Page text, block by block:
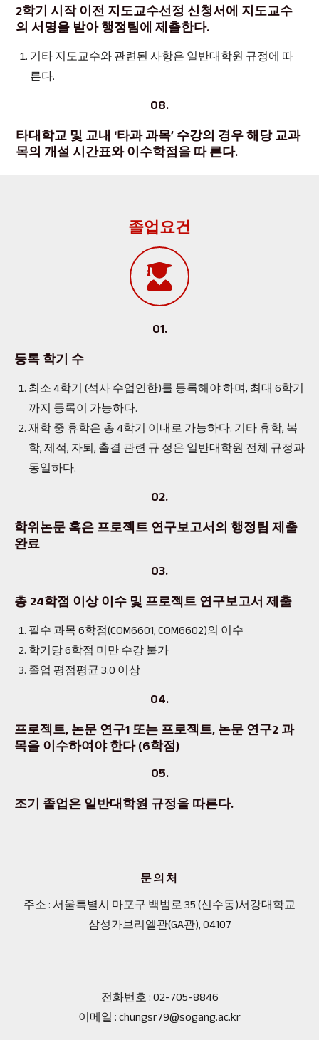
2학기 시작 이전 지도교수선정 신청서에 지도교수
의 서명을 받아 행정팀에 제출한다.
기타 지도교수와 관련된 사항은 일반대학원 규정에 따
른다.
08.
타대학교 및 교내 ‘타과 과목’ 수강의 경우 해당 교과
목의 개설 시간표와 이수학점을 따 른다.
졸업요건
01.
등록 학기 수
최소 4학기 (석사 수업연한)를 등록해야 하며, 최대 6학기
까지 등록이 가능하다.
재학 중 휴학은 총 4학기 이내로 가능하다. 기타 휴학, 복
학, 제적, 자퇴, 출결 관련 규 정은 일반대학원 전체 규정과
동일하다.
02.
학위논문 혹은 프로젝트 연구보고서의 행정팀 제출
완료
03.
총 24학점 이상 이수 및 프로젝트 연구보고서 제출
필수 과목 6학점(COM6601, COM6602)의 이수
학기당 6학점 미만 수강 불가
졸업 평점평균 3.0 이상
04.
프로젝트, 논문 연구1 또는 프로젝트, 논문 연구2 과
목을 이수하여야 한다 (6학점)
05.
조기 졸업은 일반대학원 규정을 따른다.
문의처
주소 : 서울특별시 마포구 백범로 35 (신수동)서강대학교
삼성가브리엘관(GA관), 04107
전화번호 : 02-705-8846
이메일 : chungsr79@sogang.ac.kr